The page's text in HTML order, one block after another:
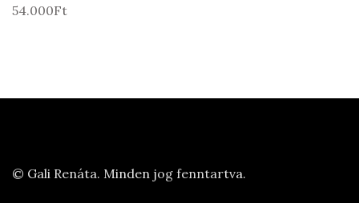
54.000Ft
© Gali Renáta. Minden jog fenntartva.